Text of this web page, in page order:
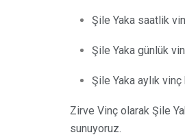
Şile Yaka saatlik
Şile Yaka günlük
Şile Yaka aylık
Zirve Vinç olarak Şile
sunuyoruz.